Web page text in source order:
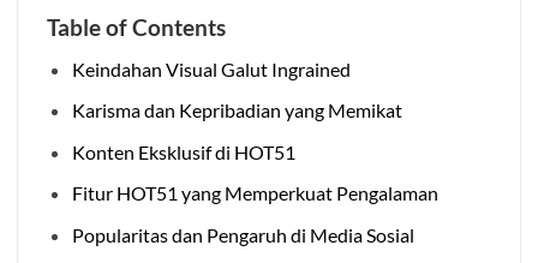
Table of Contents
Keindahan Visual Galut Ingrained
Karisma dan Kepribadian yang Memikat
Konten Eksklusif di HOT51
Fitur HOT51 yang Memperkuat Pengalaman
Popularitas dan Pengaruh di Media Sosial